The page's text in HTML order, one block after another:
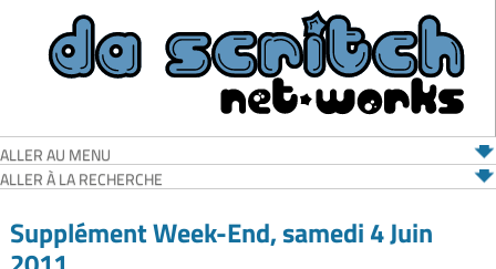
ALLER AU MENU
ALLER À LA RECHERCHE
Supplément Week-End, samedi 4 Juin